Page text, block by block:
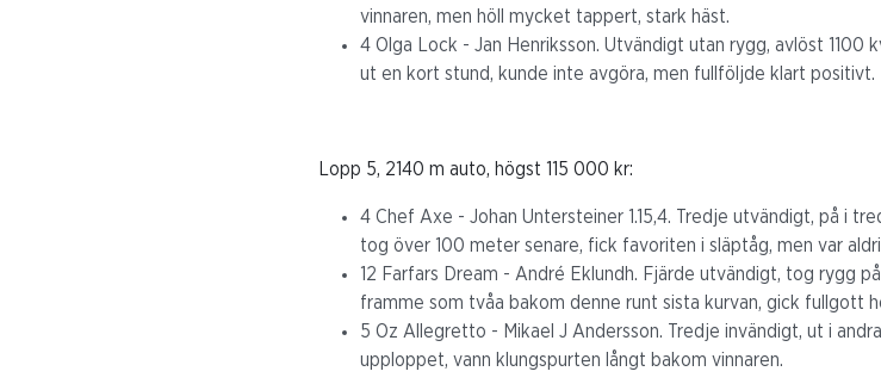
vinnaren, men höll mycket tappert, stark häst.
4 Olga Lock - Jan Henriksson. Utvändigt utan rygg, avlöst 1100
ut en kort stund, kunde inte avgöra, men fullföljde klart positivt.
Lopp 5, 2140 m auto, högst 115 000 kr:
4 Chef Axe - Johan Untersteiner 1.15,4. Tredje utvändigt, på i
tog över 100 meter senare, fick favoriten i släptåg, men var
12 Farfars Dream - André Eklundh. Fjärde utvändigt, tog rygg
framme som tvåa bakom denne runt sista kurvan, gick fullgott
5 Oz Allegretto - Mikael J Andersson. Tredje invändigt, ut i
upploppet, vann klungspurten långt bakom vinnaren.